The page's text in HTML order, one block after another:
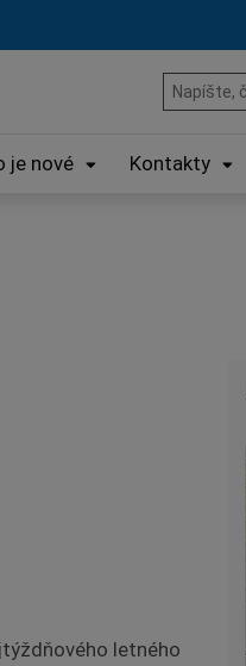
Hľadať:
je nové Kontakty
letného